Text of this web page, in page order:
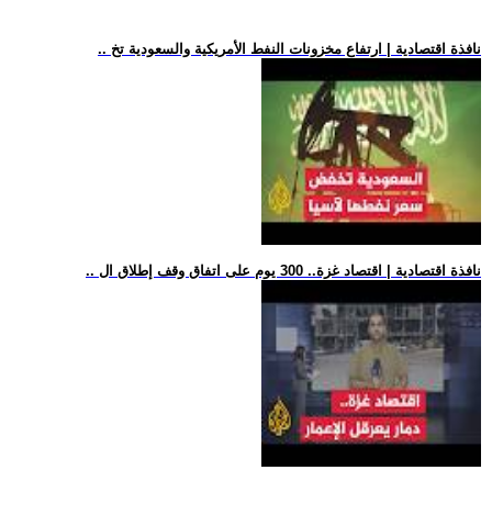
.. نافذة اقتصادية | ارتفاع مخزونات النفط الأمريكية والسعودية تخ
.. نافذة اقتصادية | اقتصاد غزة.. 300 يوم على اتفاق وقف إطلاق ال